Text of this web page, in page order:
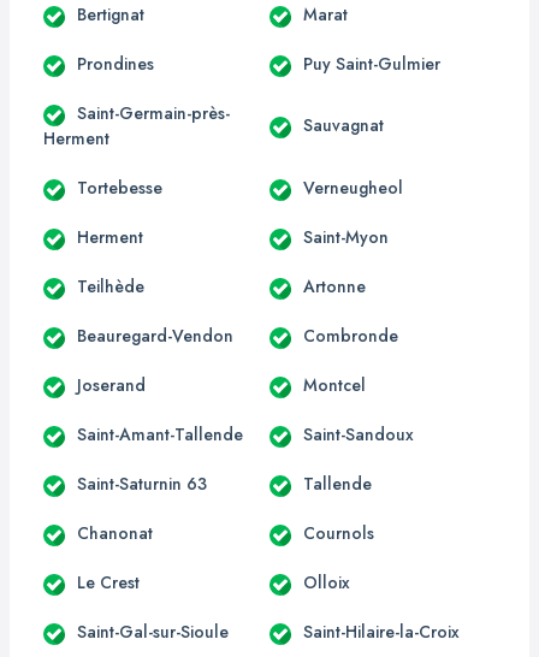
Bertignat Marat
Prondines Puy Saint-Gulmier
Saint-Germain-près-
Herment
Sauvagnat
Tortebesse Verneugheol
Herment Saint-Myon
Teilhède Artonne
Beauregard-Vendon Combronde
Joserand Montcel
Saint-Amant-Tallende Saint-Sandoux
Saint-Saturnin 63 Tallende
Chanonat Cournols
Le Crest Olloix
Saint-Gal-sur-Sioule Saint-Hilaire-la-Croix